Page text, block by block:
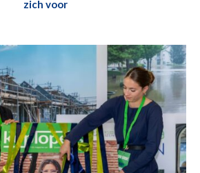
zich voor